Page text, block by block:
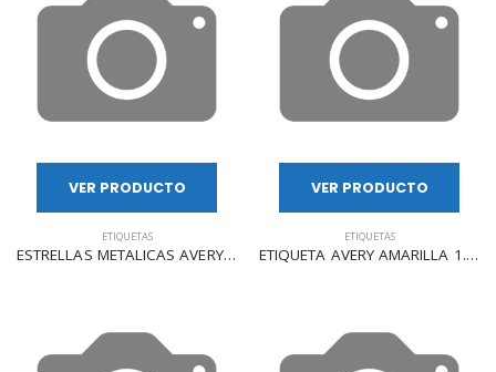
VER PRODUCTO
ETIQUETAS
ESTRELLAS METALICAS AVERY C/440 2113
VER PRODUCTO
ETIQUETAS
ETIQUETA AVERY AMARILLA 1.9 CM 1008 PZAS 2104